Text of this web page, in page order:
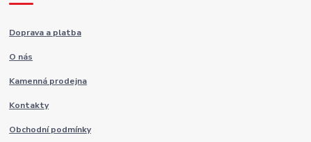
Doprava a platba
O nás
Kamenná prodejna
Kontakty
Obchodní podmínky